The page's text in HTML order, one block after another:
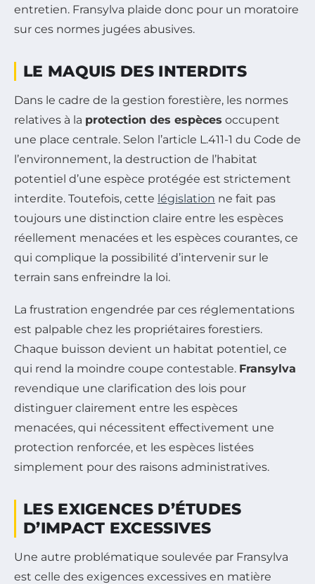
entretien. Fransylva plaide donc pour un moratoire
sur ces normes jugées abusives.
LE MAQUIS DES INTERDITS
Dans le cadre de la gestion forestière, les normes
relatives à la protection des espèces occupent
une place centrale. Selon l’article L.411-1 du Code de
l’environnement, la destruction de l’habitat
potentiel d’une espèce protégée est strictement
interdite. Toutefois, cette législation ne fait pas
toujours une distinction claire entre les espèces
réellement menacées et les espèces courantes, ce
qui complique la possibilité d’intervenir sur le
terrain sans enfreindre la loi.
La frustration engendrée par ces réglementations
est palpable chez les propriétaires forestiers.
Chaque buisson devient un habitat potentiel, ce
qui rend la moindre coupe contestable. Fransylva
revendique une clarification des lois pour
distinguer clairement entre les espèces
menacées, qui nécessitent effectivement une
protection renforcée, et les espèces listées
simplement pour des raisons administratives.
LES EXIGENCES D’ÉTUDES
D’IMPACT EXCESSIVES
Une autre problématique soulevée par Fransylva
est celle des exigences excessives en matière